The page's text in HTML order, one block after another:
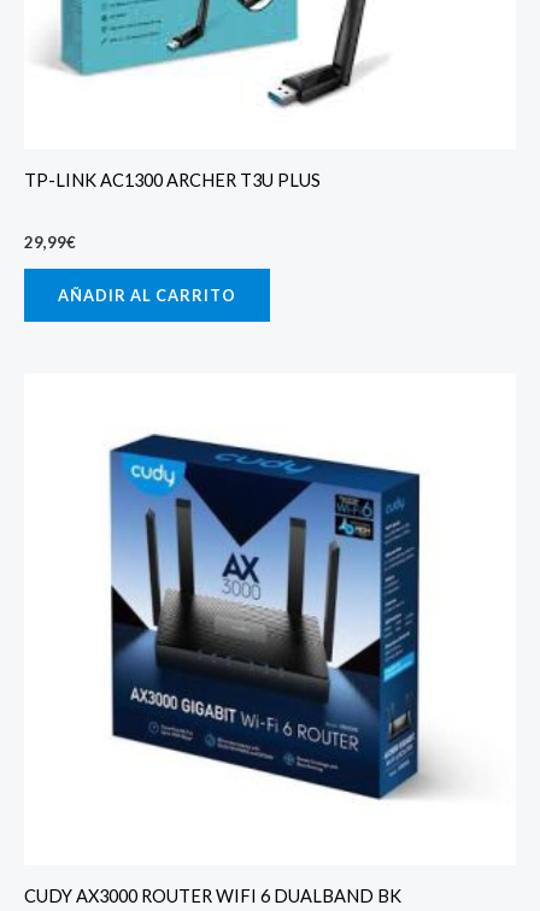
TP-LINK AC1300 ARCHER T3U PLUS
29,99€
AÑADIR AL CARRITO
CUDY AX3000 ROUTER WIFI 6 DUALBAND BK